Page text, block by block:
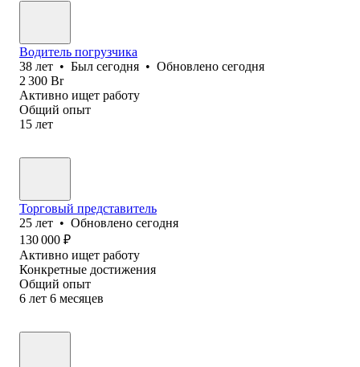
Водитель погрузчика
38 лет • Был сегодня • Обновлено сегодня
2 300 Br
Активно ищет работу
Общий опыт
15 лет
Торговый представитель
25 лет • Обновлено сегодня
130 000 ₽
Активно ищет работу
Конкретные достижения
Общий опыт
6 лет 6 месяцев